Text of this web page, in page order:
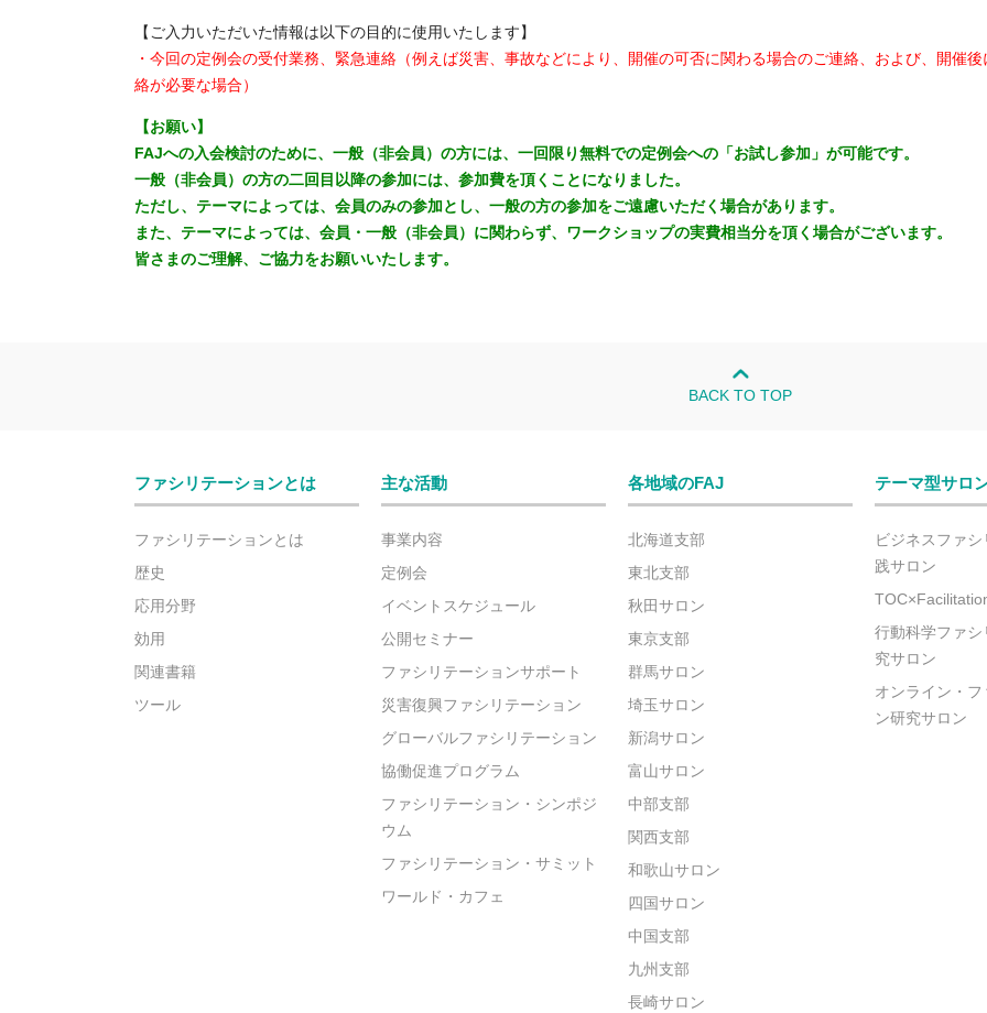
【ご入力いただいた情報は以下の目的に使用いたします】
・今回の定例会の受付業務、緊急連絡（例えば災害、事故などにより、開催の可否に関わる場合のご連絡、および、開催後
絡が必要な場合）
【お願い】
FAJへの入会検討のために、一般（非会員）の方には、一回限り無料での定例会への「お試し参加」が可能です。
一般（非会員）の方の二回目以降の参加には、参加費を頂くことになりました。
ただし、テーマによっては、会員のみの参加とし、一般の方の参加をご遠慮いただく場合があります。
また、テーマによっては、会員・一般（非会員）に関わらず、ワークショップの実費相当分を頂く場合がございます。
皆さまのご理解、ご協力をお願いいたします。
BACK TO TOP
ファシリテーションとは
ファシリテーションとは
歴史
応用分野
効用
関連書籍
ツール
主な活動
事業内容
定例会
イベントスケジュール
公開セミナー
ファシリテーションサポート
災害復興ファシリテーション
グローバルファシリテーション
協働促進プログラム
ファシリテーション・シンポジ
ウム
ファシリテーション・サミット
ワールド・カフェ
各地域のFAJ
北海道支部
東北支部
秋田サロン
東京支部
群馬サロン
埼玉サロン
新潟サロン
富山サロン
中部支部
関西支部
和歌山サロン
四国サロン
中国支部
九州支部
長崎サロン
テーマ型サロ
ビジネスファ
践サロン
行動科学ファ
究サロン
オンライン・
ン研究サロン